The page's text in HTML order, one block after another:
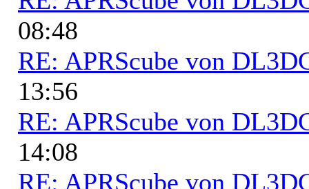
08:48
RE: APRScube von
13:56
RE: APRScube von
14:08
RE: APRScube von